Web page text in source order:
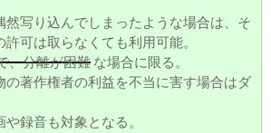
然写り込んでしまったような場合は、そ
可は取らなくても利用可能。
、分離が困難 な場合に限る。
の著作権者の利益を不当に害す場合はダ
録音も対象となる。